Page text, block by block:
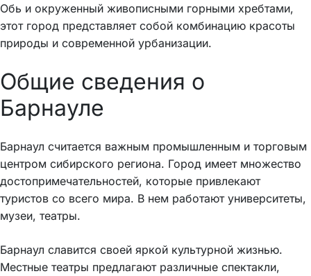
Обь и окруженный живописными горными хребтами,
этот город представляет собой комбинацию красоты
природы и современной урбанизации.
Общие сведения о
Барнауле
Барнаул считается важным промышленным и торговым
центром сибирского региона. Город имеет множество
достопримечательностей, которые привлекают
туристов со всего мира. В нем работают университеты,
музеи, театры.
Барнаул славится своей яркой культурной жизнью.
Местные театры предлагают различные спектакли,